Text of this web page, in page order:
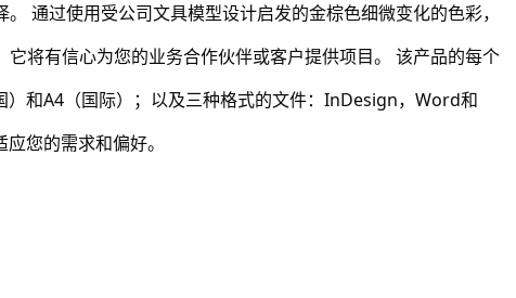
通过使用受公司文具模型设计启发的金棕色细微变化的色彩，
将有信心为您的业务合作伙伴或客户提供项目。 该产品的每个
和A4（国际）；以及三种格式的文件：InDesign，Word和
您的需求和偏好。